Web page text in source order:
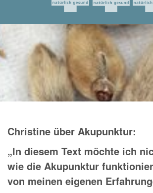
Christine über Akupunktur:
„In diesem Text möchte ich
wie die Akupunktur
von meinen eigenen